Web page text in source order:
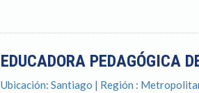
EDUCADORA PEDAGÓGICA
Ubicación: Santiago | Región :